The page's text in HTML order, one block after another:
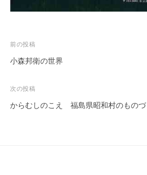
投
稿
ビ
ゲ
前の投稿
小森邦衛の世界
次の投稿
からむしのこえ 福島県昭和村のものづ